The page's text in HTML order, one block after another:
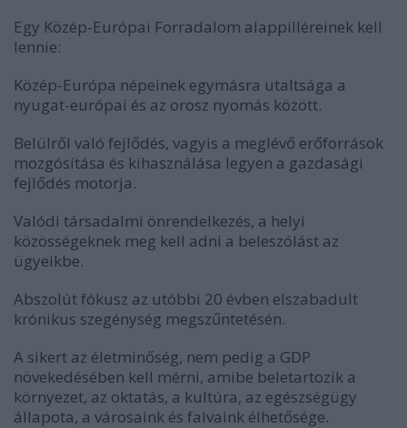
Egy Közép-Európai Forradalom alappilléreinek kell
lennie:
Közép-Európa népeinek egymásra utaltsága a
nyugat-európai és az orosz nyomás között.
Belülről való fejlődés, vagyis a meglévő erőforrások
mozgósítása és kihasználása legyen a gazdasági
fejlődés motorja.
Valódi társadalmi önrendelkezés, a helyi
közösségeknek meg kell adni a beleszólást az
ügyeikbe.
Abszolút fókusz az utóbbi 20 évben elszabadult
krónikus szegénység megszűntetésén.
A sikert az életminőség, nem pedig a GDP
növekedésében kell mérni, amibe beletartozik a
környezet, az oktatás, a kultúra, az egészségügy
állapota, a városaink és falvaink élhetősége.